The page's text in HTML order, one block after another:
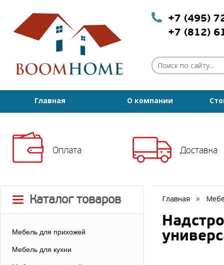
+7 (495)
+7 (812)
Главная О компании
Оплата Доставка
Каталог товаров
Мебель для прихожей
Мебель для кухни
Главная